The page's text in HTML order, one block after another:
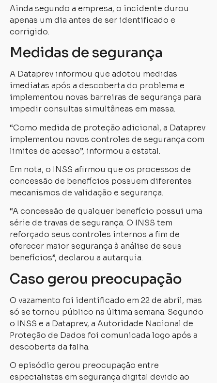
Ainda segundo a empresa, o incidente durou
apenas um dia antes de ser identificado e
corrigido.
Medidas de segurança
A Dataprev informou que adotou medidas
imediatas após a descoberta do problema e
implementou novas barreiras de segurança para
impedir consultas simultâneas em massa.
“Como medida de proteção adicional, a Dataprev
implementou novos controles de segurança com
limites de acesso”, informou a estatal.
Em nota, o INSS afirmou que os processos de
concessão de benefícios possuem diferentes
mecanismos de validação e segurança.
“A concessão de qualquer benefício possui uma
série de travas de segurança. O INSS tem
reforçado seus controles internos a fim de
oferecer maior segurança à análise de seus
benefícios”, declarou a autarquia.
Caso gerou preocupação
O vazamento foi identificado em 22 de abril, mas
só se tornou público na última semana. Segundo
o INSS e a Dataprev, a Autoridade Nacional de
Proteção de Dados foi comunicada logo após a
descoberta da falha.
O episódio gerou preocupação entre
especialistas em segurança digital devido ao